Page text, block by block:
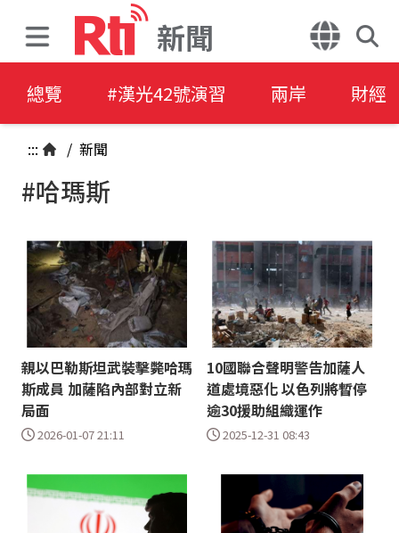
新聞
總覽 #漢光42號演習 兩岸 財經
::: / 新聞
#哈瑪斯
親以巴勒斯坦武裝擊斃哈瑪
斯成員 加薩陷內部對立新
局面
2026-01-07 21:11
10國聯合聲明警告加薩人
道處境惡化 以色列將暫停
逾30援助組織運作
2025-12-31 08:43